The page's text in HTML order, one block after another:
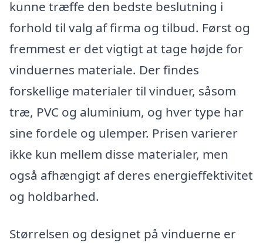
kunne træffe den bedste beslutning i
forhold til valg af firma og tilbud. Først og
fremmest er det vigtigt at tage højde for
vinduernes materiale. Der findes
forskellige materialer til vinduer, såsom
træ, PVC og aluminium, og hver type har
sine fordele og ulemper. Prisen varierer
ikke kun mellem disse materialer, men
også afhængigt af deres energieffektivitet
og holdbarhed.
Størrelsen og designet på vinduerne er